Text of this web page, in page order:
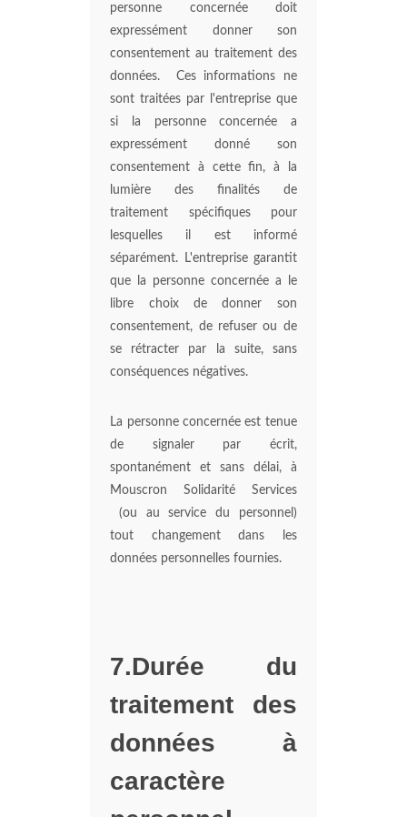
personne concernée doit
expressément donner son
consentement au traitement des
données. Ces informations ne
sont traitées par l'entreprise que
si la personne concernée a
expressément donné son
consentement à cette fin, à la
lumière des finalités de
traitement spécifiques pour
lesquelles il est informé
séparément. L'entreprise garantit
que la personne concernée a le
libre choix de donner son
consentement, de refuser ou de
se rétracter par la suite, sans
conséquences négatives.
La personne concernée est tenue
de signaler par écrit,
spontanément et sans délai, à
Mouscron Solidarité Services
(ou au service du personnel)
tout changement dans les
données personnelles fournies.
7.Durée du
traitement des
données à
caractère